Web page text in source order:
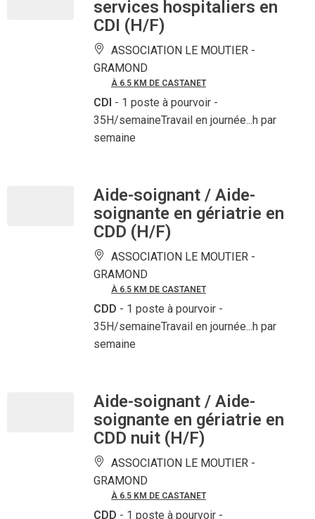
services hospitaliers en
CDI (H/F)
ASSOCIATION LE MOUTIER -
GRAMOND
À 6.5 KM DE CASTANET
CDI - 1 poste à pourvoir -
35H/semaineTravail en journée...h par
semaine
Aide-soignant / Aide-
soignante en gériatrie en
CDD (H/F)
ASSOCIATION LE MOUTIER -
GRAMOND
À 6.5 KM DE CASTANET
CDD - 1 poste à pourvoir -
35H/semaineTravail en journée...h par
semaine
Aide-soignant / Aide-
soignante en gériatrie en
CDD nuit (H/F)
ASSOCIATION LE MOUTIER -
GRAMOND
À 6.5 KM DE CASTANET
CDD - 1 poste à pourvoir -